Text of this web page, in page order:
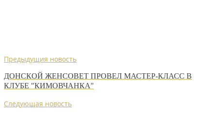
Предыдущия новость
ДОНСКОЙ ЖЕНСОВЕТ ПРОВЕЛ МАСТЕР-КЛАСС В
КЛУБЕ "КИМОВЧАНКА"
Следующая новость